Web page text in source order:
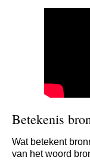
Betekenis
Wat betekent
van het woord